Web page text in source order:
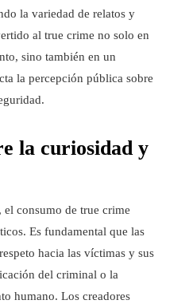
la variedad de relatos y
al true crime no solo en
sino también en un
la percepción pública sobre
la curiosidad y
consumo de true crime
Es fundamental que las
hacia las víctimas y sus
del criminal o la
humano. Los creadores